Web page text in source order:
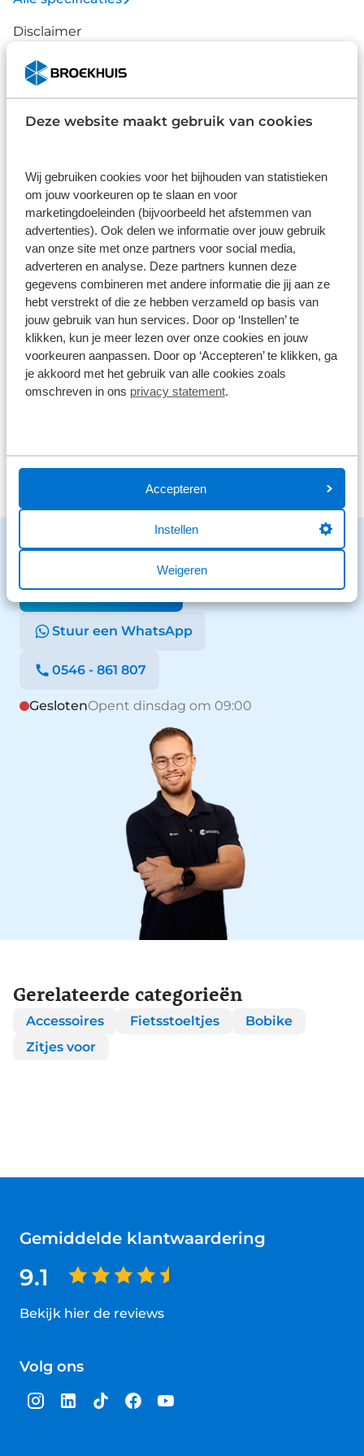
Deze website maakt gebruik van cookies
Wij gebruiken cookies voor het bijhouden van statistieken
om jouw voorkeuren op te slaan en voor
marketingdoeleinden (bijvoorbeeld het afstemmen van
advertenties). Ook delen we informatie over jouw gebruik
van onze site met onze partners voor social media,
adverteren en analyse. Deze partners kunnen deze
gegevens combineren met andere informatie die jij aan ze
hebt verstrekt of die ze hebben verzameld op basis van
jouw gebruik van hun services. Door op ‘Instellen’ te
klikken, kun je meer lezen over onze cookies en jouw
voorkeuren aanpassen. Door op ‘Accepteren’ te klikken, ga
je akkoord met het gebruik van alle cookies zoals
omschreven in ons privacy statement.
Accepteren
Instellen
Weigeren
Disclaimer
van de leverancier. Op basis van beschikbaarheid of wijzigingen bij de
leverancier kunnen specificaties afwijken.
9,01586 reviews
5 1168 reviews
4 290 reviews
3 61 reviews
2 41 reviews
1
Benieuwd naar de mogelijkheden?
We staan voor je klaar en helpen graag.
Stuur een bericht
Stuur een WhatsApp
0546 - 861 807
GeslotenOpent dinsdag om 09:00
Gerelateerde categorieën
Accessoires Fietsstoeltjes
Bobike
Zitjes voor
Gemiddelde klantwaardering
9.1
Bekijk hier de reviews
van
sterren
Volg ons